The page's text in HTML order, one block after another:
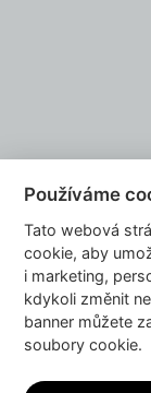
Mujmarket
Buzulucká
160 00 Praha
Používáme
Tato webová
cookie, aby
i marketing,
kdykoli změnit
banner můžete
soubory cookie.